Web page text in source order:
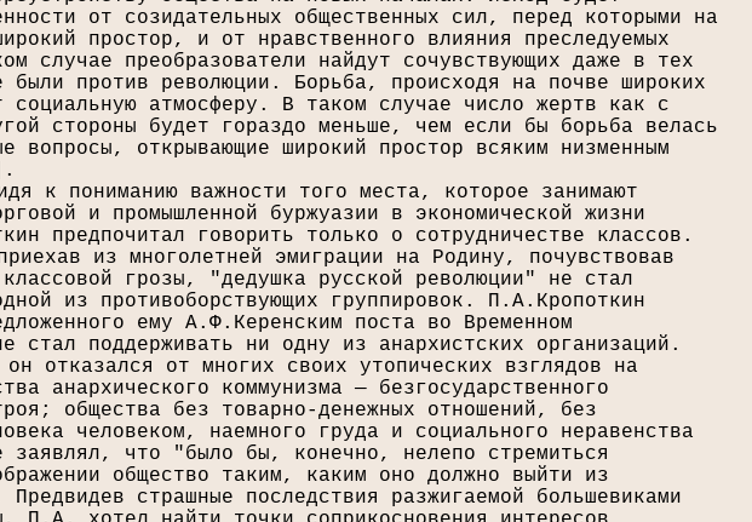
от созидательных общественных сил, перед которыми на
простор, и от нравственного влияния преследуемых
случае преобразователи найдут сочувствующих даже в тех
были против революции. Борьба, происходя на почве широких
социальную атмосферу. В таком случае число жертв как с
стороны будет гораздо меньше, чем если бы борьба велась
вопросы, открывающие широкий простор всяким низменным
].
к пониманию важности того места, которое занимают
и промышленной буржуазии в экономической жизни
предпочитал говорить только о сотрудничестве классов.
из многолетней эмиграции на Родину, почувствовав
грозы, "дедушка русской революции" не стал
из противоборствующих группировок. П.А.Кропоткин
ему А.Ф.Керенским поста во Временном
стал поддерживать ни одну из анархистских организаций.
отказался от многих своих утопических взглядов на
анархического коммунизма — безгосударственного
общества без товарно-денежных отношений, без
человеком, наемного груда и социального неравенства
заявлял, что "было бы, конечно, нелепо стремиться
общество таким, каким оно должно выйти из
Предвидев страшные последствия разжигаемой большевиками